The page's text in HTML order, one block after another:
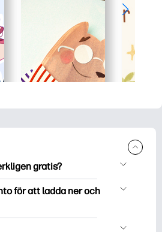
gratis?
över 2500 gratis
ladda ner och
hantverk och kort
för att ladda ner och
skriva ut utan att